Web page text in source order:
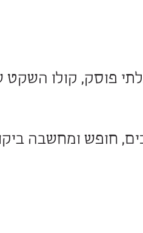
אותו לדמות